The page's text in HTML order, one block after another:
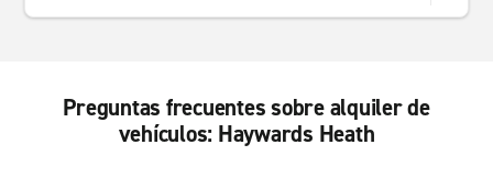
Preguntas frecuentes sobre alquiler de
vehículos: Haywards Heath